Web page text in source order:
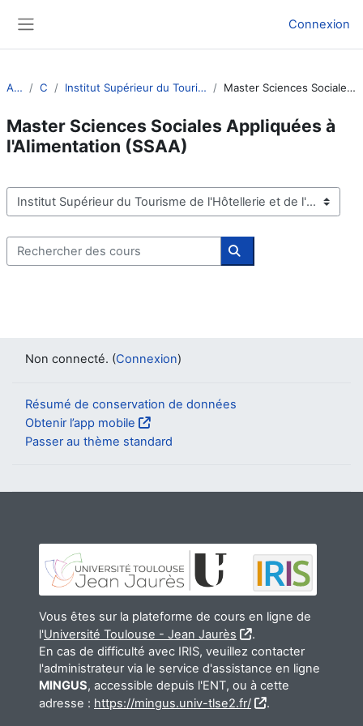
Connexion
Accueil Cours Institut Supérieur du Tourisme de l'Hôtellerie et de l'Alimentation Master Sciences Sociales Appliquées à l'Alimentation (SSAA)
Master Sciences Sociales Appliquées à
l'Alimentation (SSAA)
Catégories de cours
Rechercher des cours
Rechercher des cours
Non connecté. (Connexion)
Résumé de conservation de données
Obtenir l’app mobile
Passer au thème standard
Vous êtes sur la plateforme de cours en ligne de
l'Université Toulouse - Jean Jaurès
.
En cas de difficulté avec IRIS, veuillez contacter
l'administrateur via le service d'assistance en ligne
MINGUS, accessible depuis l'ENT, ou à cette
adresse : https://mingus.univ-tlse2.fr/ .